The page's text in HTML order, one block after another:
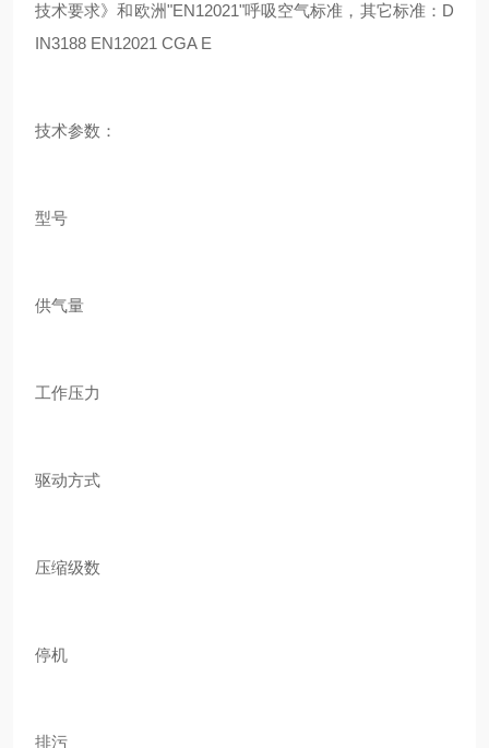
技术要求》和欧洲"EN12021"呼吸空气标准，其它标准：D
IN3188 EN12021 CGA E
技术参数：
型号
供气量
工作压力
驱动方式
压缩级数
停机
排污